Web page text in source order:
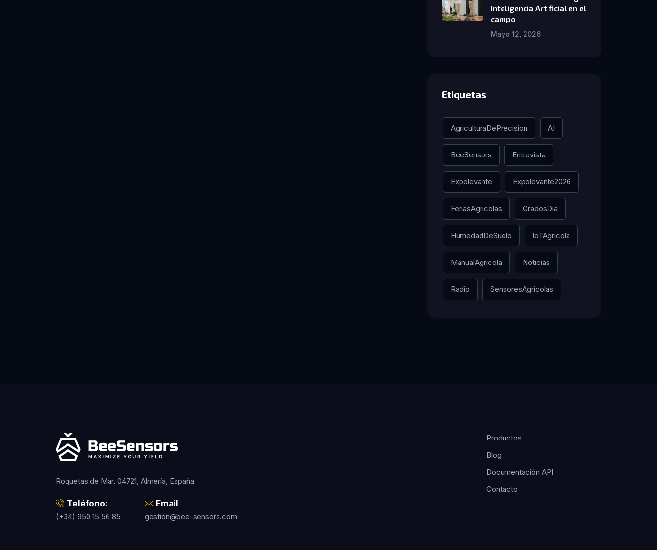
Inteligencia Artificial en el
campo
Mayo 12, 2026
Etiquetas
AgriculturaDePrecision AI
BeeSensors Entrevista
Expolevante Expolevante2026
FeriasAgricolas GradosDia
HumedadDeSuelo IoTAgricola
ManualAgricola Noticias
Radio SensoresAgricolas
Roquetas de Mar, 04721, Almería, España
Teléfono:
(+34) 950 15 56 85
Email
gestion@bee-sensors.com
Productos
Blog
Documentación API
Contacto